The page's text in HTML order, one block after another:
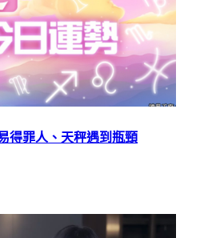
得罪人、天秤遇到瓶頸